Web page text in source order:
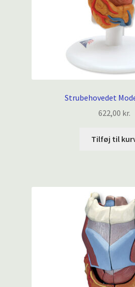
Strubehovedet
622,00 kr.
Tilføj til